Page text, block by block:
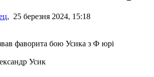
, 25 березня 2024, 15:18
Усик